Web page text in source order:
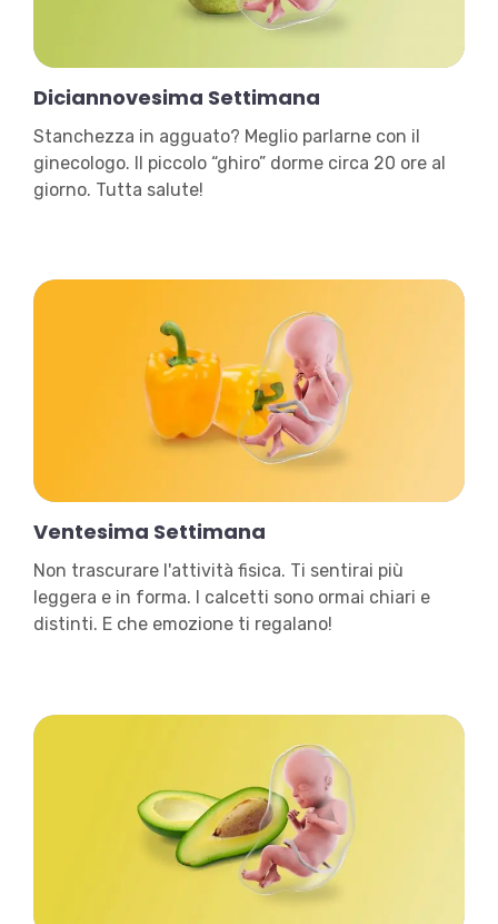
Diciannovesima Settimana
Stanchezza in agguato? Meglio parlarne con il
ginecologo. Il piccolo “ghiro” dorme circa 20 ore al
giorno. Tutta salute!
Ventesima Settimana
Non trascurare l'attività fisica. Ti sentirai più
leggera e in forma. I calcetti sono ormai chiari e
distinti. E che emozione ti regalano!